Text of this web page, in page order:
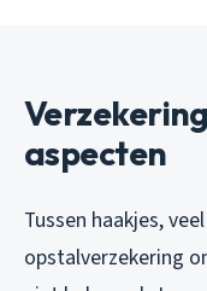
aspecten
Tussen haakjes,
opstalverzekering